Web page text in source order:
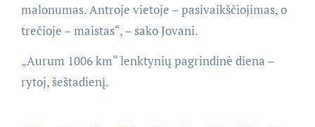
malonumas. Antroje vietoje – pasivaikščiojimas, o
trečioje – maistas“, – sako Jovani.
„Aurum 1006 km“ lenktynių pagrindinė diena –
rytoj, šeštadienį.